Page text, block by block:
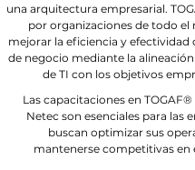
una arquitectura empresarial.
por organizaciones de todo el
mejorar la eficiencia y efectividad
de negocio mediante la
de TI con los objetivos
Las capacitaciones en
Netec son esenciales para las
buscan optimizar sus
mantenerse competitivas en